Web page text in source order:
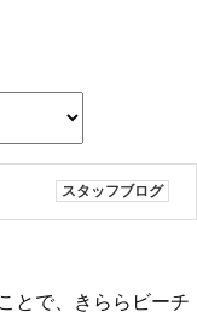
スタッフブログ
とで、きららビーチ